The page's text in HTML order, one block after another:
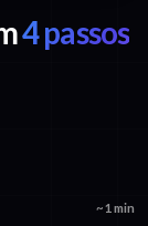
4 passos
~1 min